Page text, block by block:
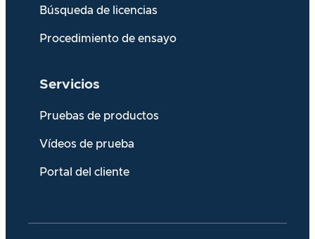
Búsqueda de licencias
Procedimiento de ensayo
Servicios
Pruebas de productos
Vídeos de prueba
Portal del cliente